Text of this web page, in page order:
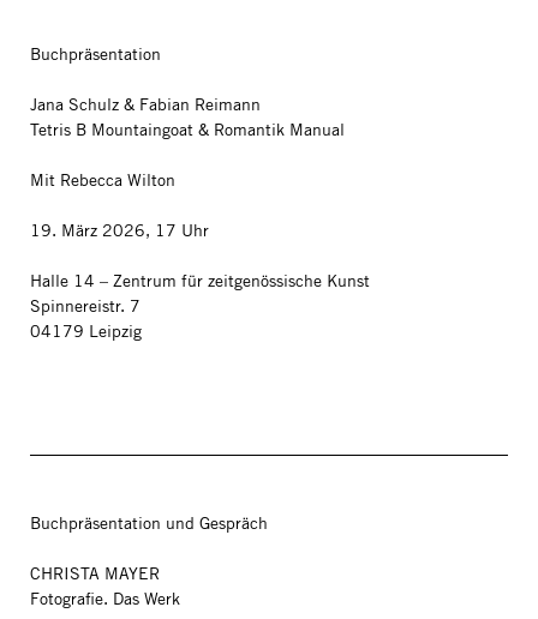
Buchpräsentation
Jana Schulz & Fabian Reimann
Tetris B Mountaingoat & Romantik Manual
Mit Rebecca Wilton
19. März 2026, 17 Uhr
Halle 14 – Zentrum für zeitgenössische Kunst
Spinnereistr. 7
04179 Leipzig
Buchpräsentation und Gespräch
CHRISTA MAYER
Fotografie. Das Werk